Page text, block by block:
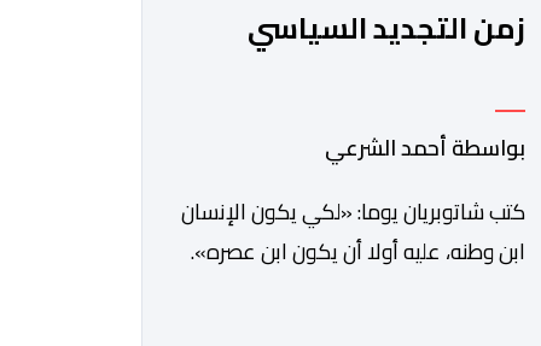
زمن التجديد السياسي
بواسطة أحمد الشرعي
كتب شاتوبريان يوما: «لكي يكون الإنسان
ابن وطنه، عليه أولا أن يكون ابن عصره».